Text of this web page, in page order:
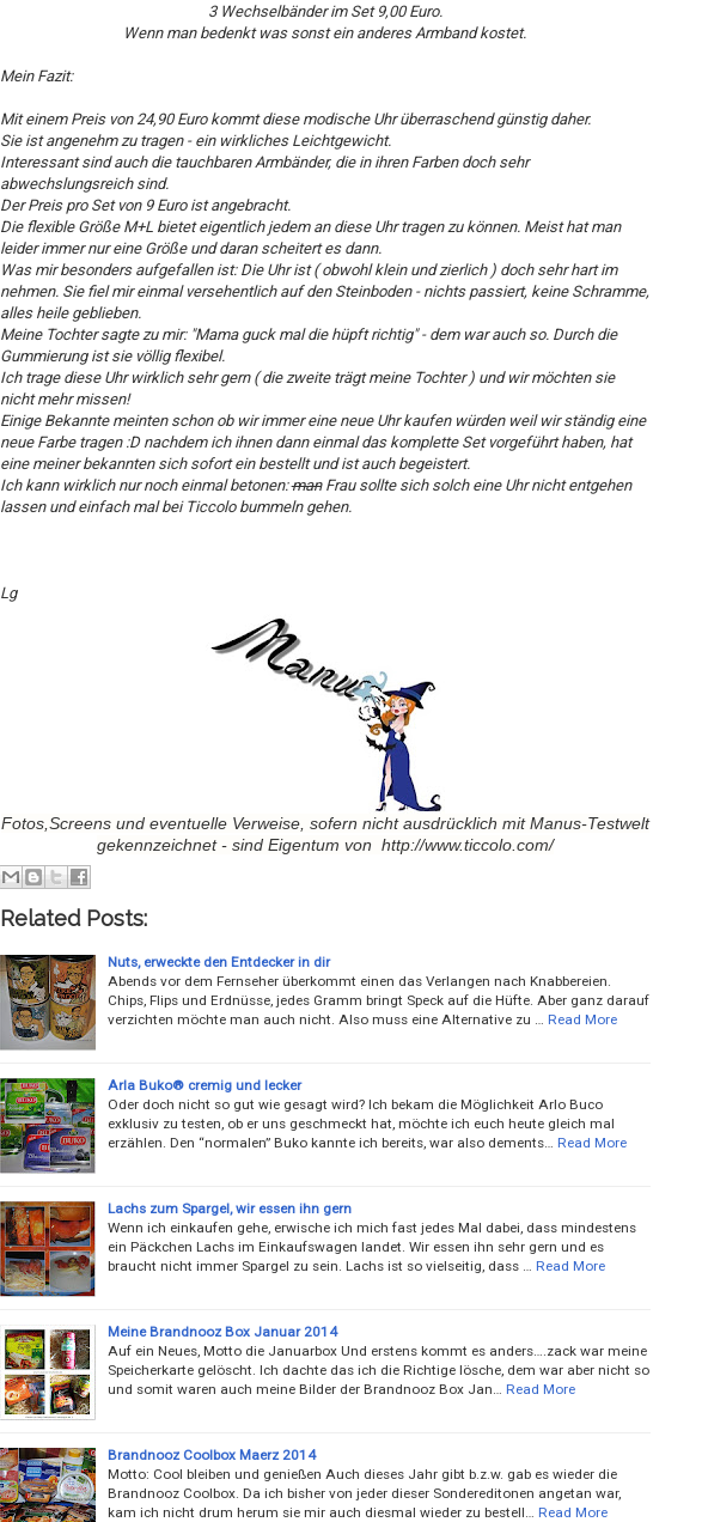
3 Wechselbänder im Set 9,00 Euro.
Wenn man bedenkt was sonst ein anderes Armband kostet.
Mein Fazit:
Mit einem Preis von 24,90 Euro kommt diese modische Uhr überraschend günstig daher.
Sie ist angenehm zu tragen - ein wirkliches Leichtgewicht.
Interessant sind auch die tauchbaren Armbänder, die in ihren Farben doch sehr
abwechslungsreich sind.
Der Preis pro Set von 9 Euro ist angebracht.
Die flexible Größe M+L bietet eigentlich jedem an diese Uhr tragen zu können. Meist hat man
leider immer nur eine Größe und daran scheitert es dann.
Was mir besonders aufgefallen ist: Die Uhr ist ( obwohl klein und zierlich ) doch sehr hart im
nehmen. Sie fiel mir einmal versehentlich auf den Steinboden - nichts passiert, keine Schramme,
alles heile geblieben.
Meine Tochter sagte zu mir: "Mama guck mal die hüpft richtig" - dem war auch so. Durch die
Gummierung ist sie völlig flexibel.
Ich trage diese Uhr wirklich sehr gern ( die zweite trägt meine Tochter ) und wir möchten sie
nicht mehr missen!
Einige Bekannte meinten schon ob wir immer eine neue Uhr kaufen würden weil wir ständig eine
neue Farbe tragen :D nachdem ich ihnen dann einmal das komplette Set vorgeführt haben, hat
eine meiner bekannten sich sofort ein bestellt und ist auch begeistert.
Ich kann wirklich nur noch einmal betonen:manFrau sollte sich solch eine Uhr nicht entgehen
lassen und einfach mal bei Ticcolo bummeln gehen.
Lg
Fotos,Screens und eventuelle Verweise, sofern nicht ausdrücklich mit Manus-Testwelt
gekennzeichnet - sind Eigentum von http://www.ticcolo.com/
Related Posts:
Nuts, erweckte den Entdecker in dir
Abends vor dem Fernseher überkommt einen das Verlangen nach Knabbereien.
Chips, Flips und Erdnüsse, jedes Gramm bringt Speck auf die Hüfte. Aber ganz darauf
verzichten möchte man auch nicht. Also muss eine Alternative zu …
Read More
Arla Buko® cremig und lecker
Oder doch nicht so gut wie gesagt wird? Ich bekam die Möglichkeit Arlo Buco
exklusiv zu testen, ob er uns geschmeckt hat, möchte ich euch heute gleich mal
erzählen. Den “normalen” Buko kannte ich bereits, war also dements…
Read More
Lachs zum Spargel, wir essen ihn gern
Wenn ich einkaufen gehe, erwische ich mich fast jedes Mal dabei, dass mindestens
ein Päckchen Lachs im Einkaufswagen landet. Wir essen ihn sehr gern und es
braucht nicht immer Spargel zu sein. Lachs ist so vielseitig, dass …
Read More
Meine Brandnooz Box Januar 2014
Auf ein Neues, Motto die Januarbox Und erstens kommt es anders….zack war meine
Speicherkarte gelöscht. Ich dachte das ich die Richtige lösche, dem war aber nicht so
und somit waren auch meine Bilder der Brandnooz Box Jan…
Read More
Brandnooz Coolbox Maerz 2014
Motto: Cool bleiben und genießen Auch dieses Jahr gibt b.z.w. gab es wieder die
Brandnooz Coolbox. Da ich bisher von jeder dieser Sondereditonen angetan war,
kam ich nicht drum herum sie mir auch diesmal wieder zu bestell…
Read More